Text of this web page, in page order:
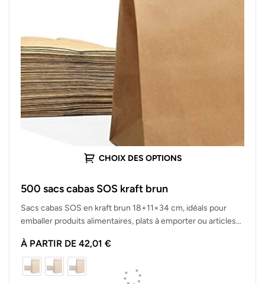
CHOIX DES OPTIONS
500 sacs cabas SOS kraft brun
Sacs cabas SOS en kraft brun 18+11×34 cm, idéals pour
emballer produits alimentaires, plats à emporter ou articles
À PARTIR DE 42,01 €